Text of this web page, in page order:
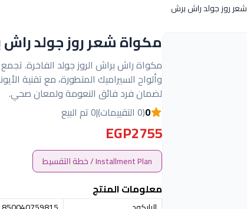
روز جولد راش برش
مكواة شعر روز جولد
مكواة راش براش الروز جولد الفاخرة. تجمع
لضمان فرد فائق النعومة ولمعان صحي.
0(0 التقييمات) |0 تم البيع
EGP2755
Installment Plan / خطة التقسيط
معلومات المنتج